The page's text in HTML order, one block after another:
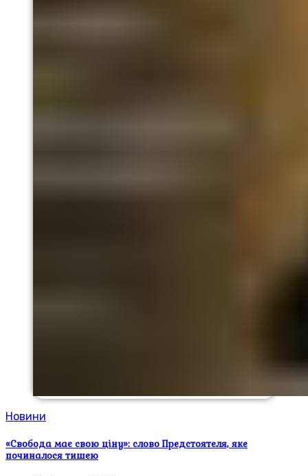
Новини
«Свобода має свою ціну»: слово Предстоятеля, яке
починалося тишею